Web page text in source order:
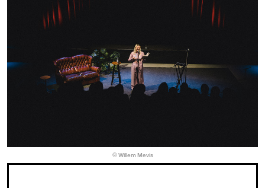
© Willem Mevis